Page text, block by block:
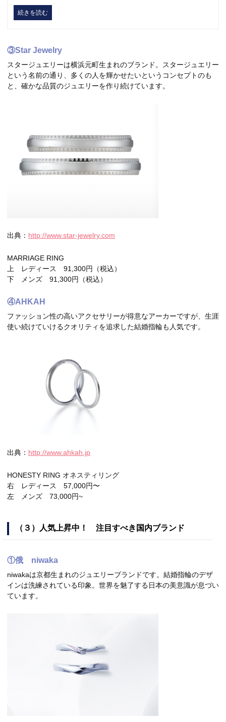
続きを読む
③Star Jewelry
スタージュエリーは横浜元町生まれのブランド。スタージュエリー
という名前の通り、多くの人を輝かせたいというコンセプトのも
と、確かな品質のジュエリーを作り続けています。
出典： http://www.star-jewelry.com
MARRIAGE RING
上 レディース 91,300円（税込）
下 メンズ 91,300円（税込）
④AHKAH
ファッション性の高いアクセサリーが得意なアーカーですが、生涯
使い続けていけるクオリティを追求した結婚指輪も人気です。
出典： http://www.ahkah.jp
HONESTY RING オネスティリング
右 レディース 57,000円〜
左 メンズ 73,000円~
（３）人気上昇中！ 注目すべき国内ブランド
①俄 niwaka
niwakaは京都生まれのジュエリーブランドです。結婚指輪のデザ
インは洗練されている印象。世界を魅了する日本の美意識が息づい
ています。